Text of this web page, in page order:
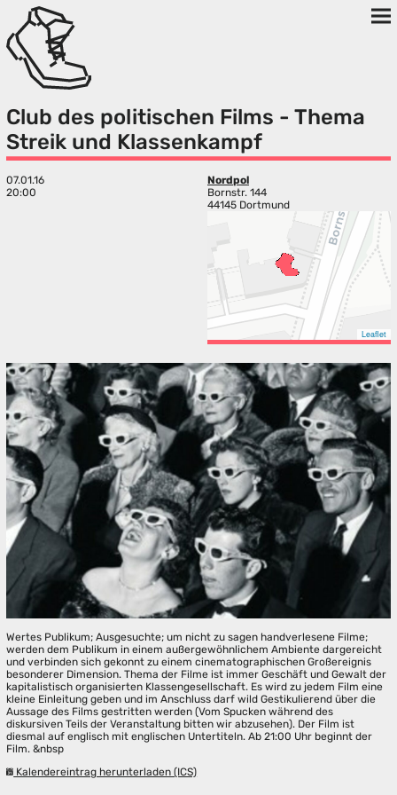
Club des politischen Films - Thema
Streik und Klassenkampf
07.01.16
20:00
Nordpol
Bornstr. 144
44145 Dortmund
Leaflet
Wertes Publikum; Ausgesuchte; um nicht zu sagen handverlesene Filme;
werden dem Publikum in einem außergewöhnlichem Ambiente dargereicht
und verbinden sich gekonnt zu einem cinematographischen Großereignis
besonderer Dimension. Thema der Filme ist immer Geschäft und Gewalt der
kapitalistisch organisierten Klassengesellschaft. Es wird zu jedem Film eine
kleine Einleitung geben und im Anschluss darf wild Gestikulierend über die
Aussage des Films gestritten werden (Vom Spucken während des
diskursiven Teils der Veranstaltung bitten wir abzusehen). Der Film ist
diesmal auf englisch mit englischen Untertiteln. Ab 21:00 Uhr beginnt der
Film. &nbsp
Kalendereintrag herunterladen (ICS)